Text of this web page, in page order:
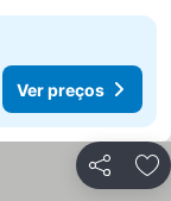
Ver preços
Partilhar